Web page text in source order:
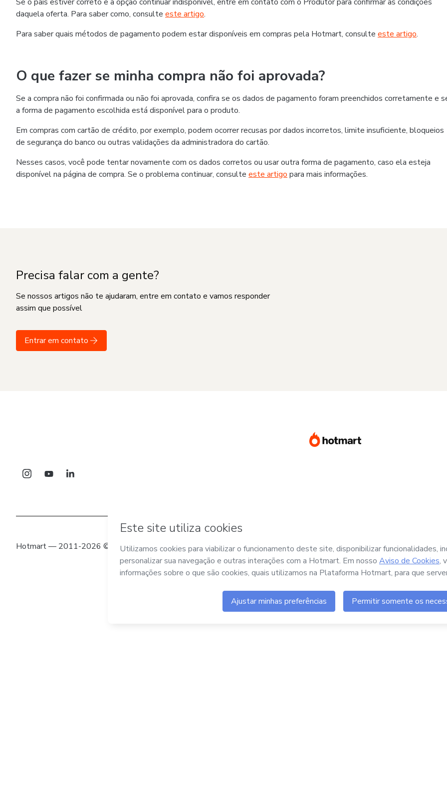
daquela oferta. Para saber como, consulte este artigo.
Para saber quais métodos de pagamento podem estar disponíveis em compras pela Hotmart, consulte este artigo.
O que fazer se minha compra não foi aprovada?
Se a compra não foi confirmada ou não foi aprovada, confira se os dados de pagamento foram preenchidos corretamente e
a forma de pagamento escolhida está disponível para o produto.
Em compras com cartão de crédito, por exemplo, podem ocorrer recusas por dados incorretos, limite insuficiente, bloqueios
de segurança do banco ou outras validações da administradora do cartão.
Nesses casos, você pode tentar novamente com os dados corretos ou usar outra forma de pagamento, caso ela esteja
disponível na página de compra. Se o problema continuar, consulte este artigo para mais informações.
Precisa falar com a gente?
Se nossos artigos não te ajudaram, entre em contato e vamos responder
assim que possível
Entrar em contato
Hotmart — 2011-2026 © Todos os direitos reservados